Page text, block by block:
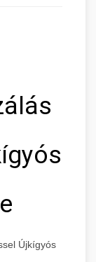
Újkígyós